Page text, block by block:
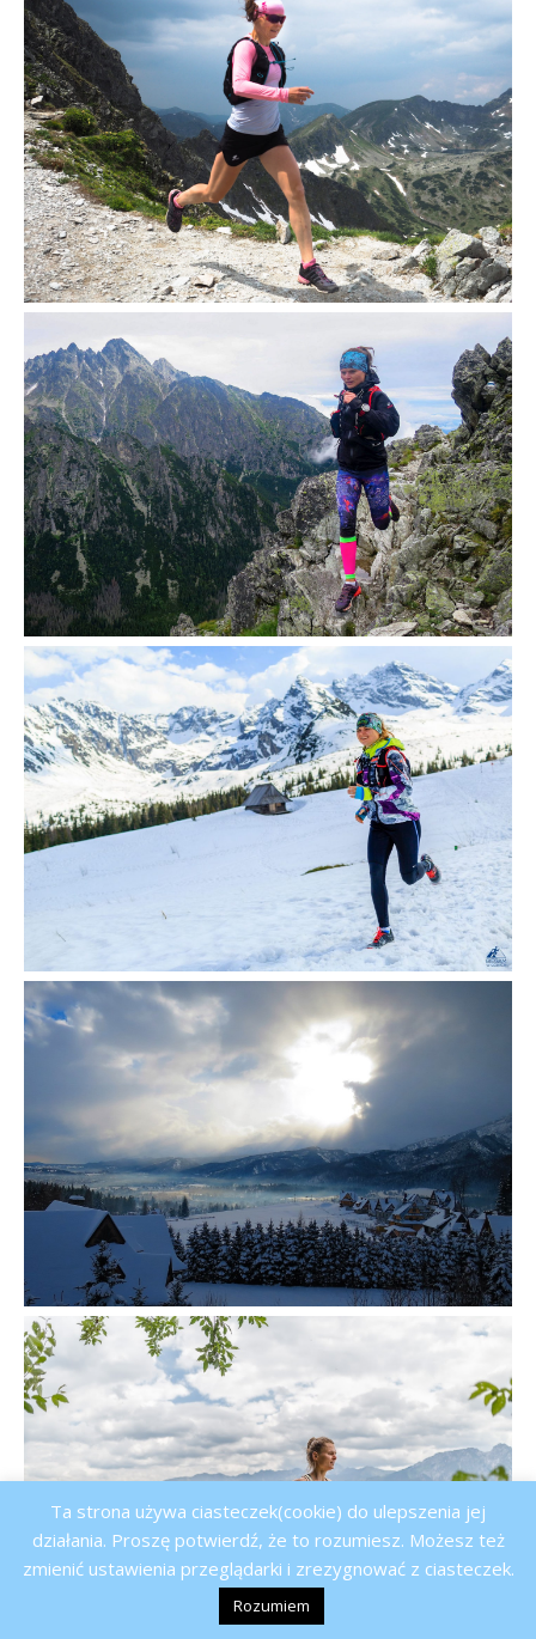
Ta strona używa ciasteczek(cookie) do ulepszenia jej
działania. Proszę potwierdź, że to rozumiesz. Możesz też
zmienić ustawienia przeglądarki i zrezygnować z ciasteczek.
Rozumiem